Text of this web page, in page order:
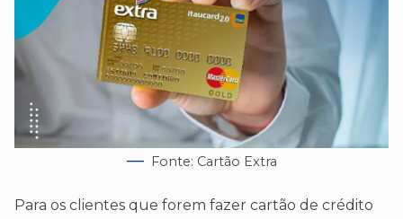
Fonte: Cartão Extra
Para os clientes que forem fazer cartão de crédito